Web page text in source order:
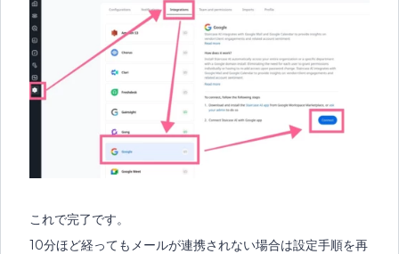
これで完了です。
10分ほど経ってもメールが連携されない場合は設定手順を再